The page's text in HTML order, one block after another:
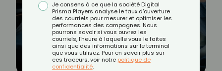
Je consens à ce que la société Digital
Prisma Players analyse le taux d'ouverture
des courriels pour mesurer et optimiser les
performances des campagnes. Nous
pourrons savoir si vous ouvrez les
courriels, l'heure à laquelle vous le faites
ainsi que des informations sur le terminal
que vous utilisez. Pour en savoir plus sur
ces traceurs, voir notre politique de
confidentialité.